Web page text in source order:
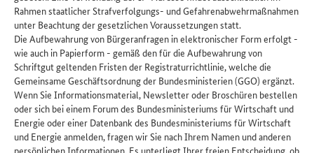
Rahmen staatlicher Strafverfolgungs- und Gefahrenabwehrmaßnahmen
unter Beachtung der gesetzlichen Voraussetzungen statt.
Die Aufbewahrung von Bürgeranfragen in elektronischer Form erfolgt -
wie auch in Papierform - gemäß den für die Aufbewahrung von
Schriftgut geltenden Fristen der Registraturrichtlinie, welche die
Gemeinsame Geschäftsordnung der Bundesministerien (GGO) ergänzt.
Wenn Sie Informationsmaterial, Newsletter oder Broschüren bestellen
oder sich bei einem Forum des Bundesministeriums für Wirtschaft und
Energie oder einer Datenbank des Bundesministeriums für Wirtschaft
und Energie anmelden, fragen wir Sie nach Ihrem Namen und anderen
persönlichen Informationen. Es unterliegt Ihrer freien Entscheidung, ob